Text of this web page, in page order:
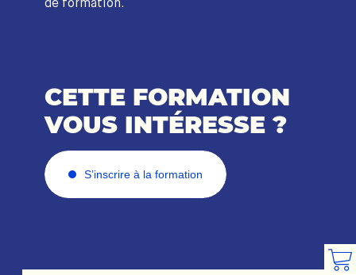
CETTE FORMATION
VOUS INTÉRESSE ?
S’inscrire à la formation